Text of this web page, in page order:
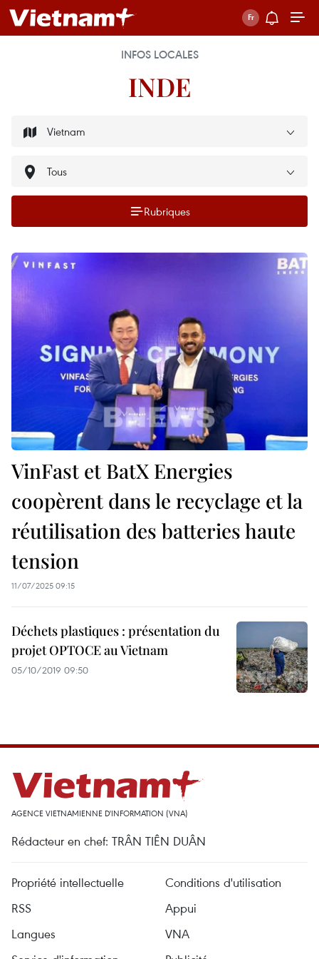
INFOS LOCALES
INDE
Rubriques
VinFast et BatX Energies
coopèrent dans le recyclage et la
réutilisation des batteries haute
tension
11/07/2025 09:15
Déchets plastiques : présentation du
projet OPTOCE au Vietnam
05/10/2019 09:50
AGENCE VIETNAMIENNE D'INFORMATION (VNA)
Rédacteur en chef: TRÂN TIÊN DUÂN
Propriété intellectuelle
Conditions d'utilisation
RSS
Appui
Langues
VNA